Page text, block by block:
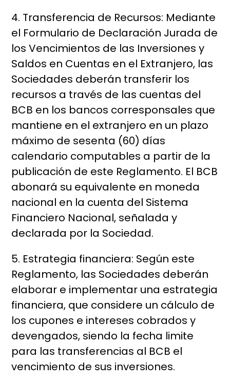
4. Transferencia de Recursos: Mediante
el Formulario de Declaración Jurada de
los Vencimientos de las Inversiones y
Saldos en Cuentas en el Extranjero, las
Sociedades deberán transferir los
recursos a través de las cuentas del
BCB en los bancos corresponsales que
mantiene en el extranjero en un plazo
máximo de sesenta (60) días
calendario computables a partir de la
publicación de este Reglamento. El BCB
abonará su equivalente en moneda
nacional en la cuenta del Sistema
Financiero Nacional, señalada y
declarada por la Sociedad.
5. Estrategia financiera: Según este
Reglamento, las Sociedades deberán
elaborar e implementar una estrategia
financiera, que considere un cálculo de
los cupones e intereses cobrados y
devengados, siendo la fecha limite
para las transferencias al BCB el
vencimiento de sus inversiones.